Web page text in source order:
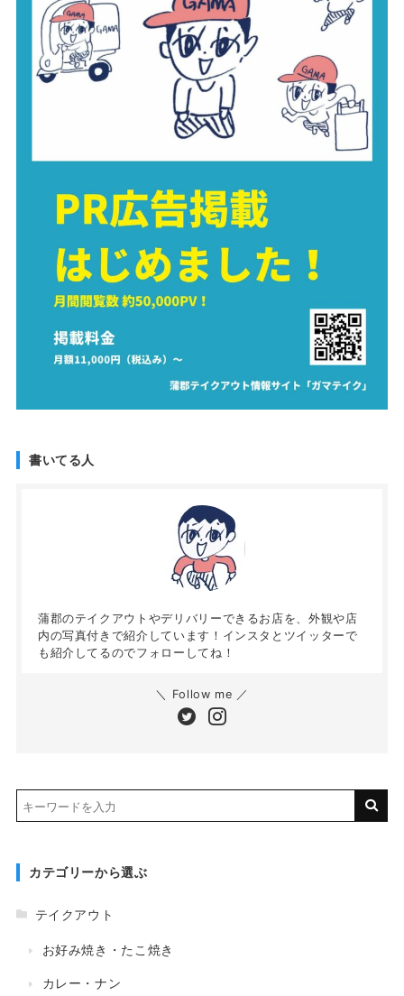
書いてる人
蒲郡のテイクアウトやデリバリーできるお店を、外観や店
内の写真付きで紹介しています！インスタとツイッターで
も紹介してるのでフォローしてね！
＼ Follow me ／
カテゴリーから選ぶ
テイクアウト
お好み焼き・たこ焼き
カレー・ナン